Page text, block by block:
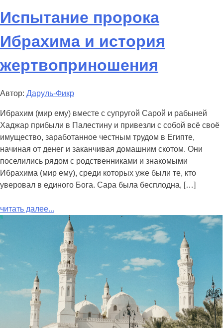
Испытание пророка
Ибрахима и история
жертвоприношения
Автор: Даруль-Фикр
Ибрахим (мир ему) вместе с супругой Сарой и рабыней
Хаджар прибыли в Палестину и привезли с собой всё своё
имущество, заработанное честным трудом в Египте,
начиная от денег и заканчивая домашним скотом. Они
поселились рядом с родственниками и знакомыми
Ибрахима (мир ему), среди которых уже были те, кто
уверовал в единого Бога. Сара была бесплодна, […]
читать далее...